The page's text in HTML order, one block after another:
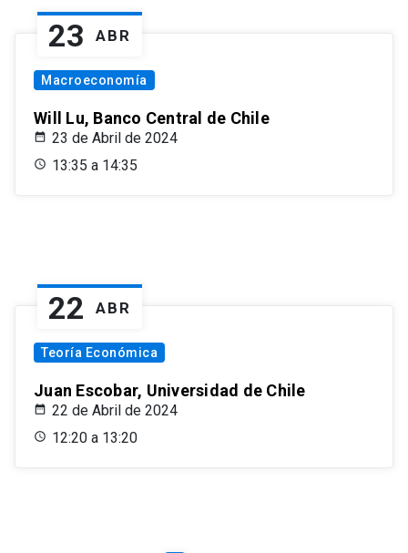
23 ABR
Macroeconomía
Will Lu, Banco Central de Chile
23 de Abril de 2024
13:35 a 14:35
22 ABR
Teoría Económica
Juan Escobar, Universidad de Chile
22 de Abril de 2024
12:20 a 13:20